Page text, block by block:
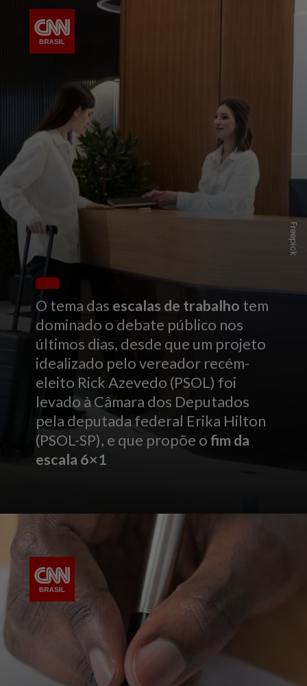
O tema das escalas de trabalho tem
dominado o debate público nos
últimos dias, desde que um projeto
idealizado pelo vereador recém-
eleito Rick Azevedo (PSOL) foi
levado à Câmara dos Deputados
pela deputada federal Erika Hilton
(PSOL-SP), e que propõe ofim da
escala 6×1
Freepick